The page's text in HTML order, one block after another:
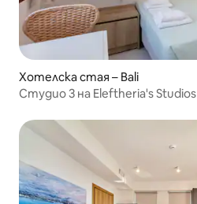
Хотелска стая – Bali
Студио 3 на Eleftheria's Studios